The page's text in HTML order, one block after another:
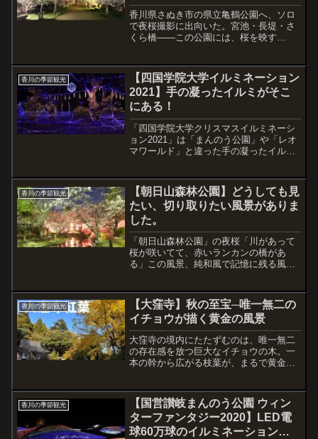
桜を映す公園だった
香川県さぬき市の県立亀鶴公園へ、ソロ
で夜桜撮影に出向いた。宮池・長堤・さ
くら橋——この公園には、桜を映す
たことだ。地面の排水枡（はいすいま
す）に溜まった水にさえ、花びら...
香川の季節観光
【四国学院大学イルミネーション
2021】手の凝ったイルミがそこ
にある！
「四国学院大学クリスマスイルミネーシ
ョン2021」は「まんのう公園」や「レオ
マワールド」と違った手の凝ったイルミ
香川の季節観光
【朝日山森林公園】どうしても見
たい、切り取りたい風景がありま
した。
「朝日山森林公園」の夜桜「川があって
桜が咲いてて、赤いランカンの橋があ
る」この風景、純和風で記憶に残る風景
香川の季節観光
【大窪寺】秋の至宝─唯一無二の
イチョウが描く黄金の風景
大窪寺の境内にたたずむのは、唯一無二
の存在感を放つ巨大なイチョウの木。一
本の幹から広がる枝葉が、まるで黄金の
と優雅な美を与えています。
香川の季節観光
【国営讃岐まんのう公園 ウィン
ターファンタジー2020】LED電
球60万球のイルミネーションは